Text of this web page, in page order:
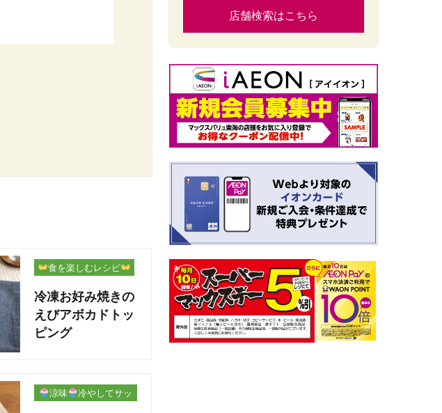
食を楽しむレシピ
冷凍お好み焼きの
えびアボカドトッ
ピング
涼味
冷やしてサッ
店舗検索はこちら